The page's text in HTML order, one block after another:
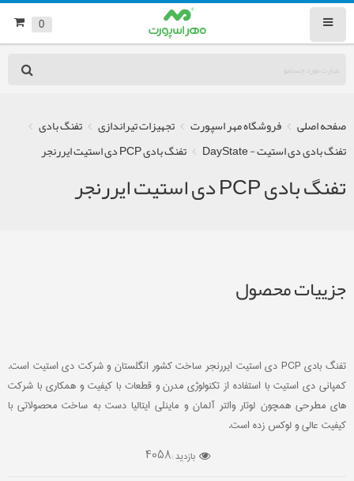
0
صفحه اصلی فروشگاه مهر اسپورت تجهیزات تیراندازی
تفنگ بادی
تفنگ بادی دی استیت - DayState
تفنگ بادی PCP دی استیت ایررنجر
تفنگ بادی PCP دی استیت ایررنجر
جزییات محصول
تفنگ بادی PCP دی استیت ایررنجر ساخت کشور انگلستان و شرکت دی استیت است.
کمپانی دی استیت با استفاده از تکنولوژی مدرن و قطعات با کیفیت و همکاری با شرکت
های مطرحی همچون لوتار والتر آلمان و ماینلی ایتالیا دست به ساخت محصولاتی با
کیفیت عالی و لوکس زده است.
بازدید :4058